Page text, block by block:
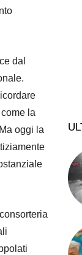
dal
la
oggi la